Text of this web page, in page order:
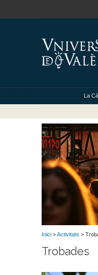
La
Inici >Activitats >
Trobades